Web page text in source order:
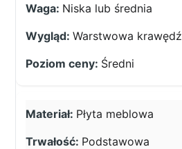
Niska lub średnia
Warstwowa krawędź
Średni
Płyta meblowa
Podstawowa